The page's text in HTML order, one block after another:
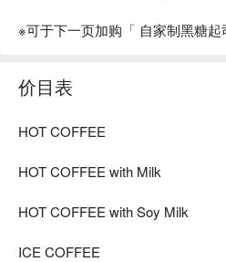
※可于下一页加购「 自家制黑糖起
价目表
HOT COFFEE
HOT COFFEE with Milk
HOT COFFEE with Soy Milk
ICE COFFEE